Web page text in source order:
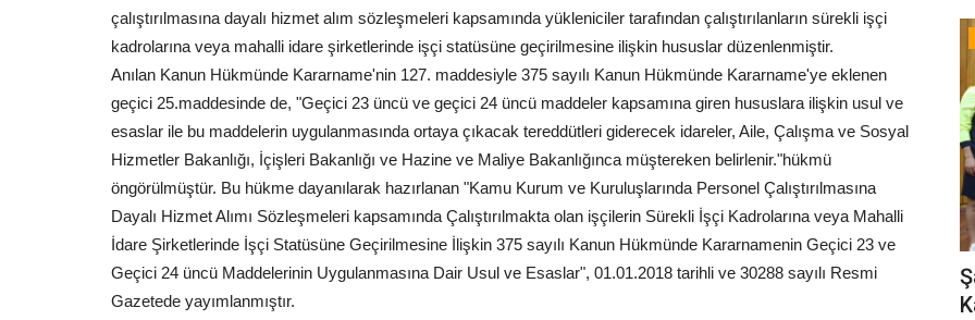
çalıştırılmasına dayalı hizmet alım sözleşmeleri kapsamında yükleniciler tarafından çalıştırılanların sürekli işçi
kadrolarına veya mahalli idare şirketlerinde işçi statüsüne geçirilmesine ilişkin hususlar düzenlenmiştir.
Anılan Kanun Hükmünde Kararname'nin 127. maddesiyle 375 sayılı Kanun Hükmünde Kararname'ye eklenen
geçici 25.maddesinde de, "Geçici 23 üncü ve geçici 24 üncü maddeler kapsamına giren hususlara ilişkin usul ve
esaslar ile bu maddelerin uygulanmasında ortaya çıkacak tereddütleri giderecek idareler, Aile, Çalışma ve Sosyal
Hizmetler Bakanlığı, İçişleri Bakanlığı ve Hazine ve Maliye Bakanlığınca müştereken belirlenir."hükmü
öngörülmüştür. Bu hükme dayanılarak hazırlanan "Kamu Kurum ve Kuruluşlarında Personel Çalıştırılmasına
Dayalı Hizmet Alımı Sözleşmeleri kapsamında Çalıştırılmakta olan işçilerin Sürekli İşçi Kadrolarına veya Mahalli
İdare Şirketlerinde İşçi Statüsüne Geçirilmesine İlişkin 375 sayılı Kanun Hükmünde Kararnamenin Geçici 23 ve
Geçici 24 üncü Maddelerinin Uygulanmasına Dair Usul ve Esaslar", 01.01.2018 tarihli ve 30288 sayılı Resmi
Gazetede yayımlanmıştır.
Sürek TRT
Ankara'dan Peş Peşe Açıklamalar: ABD-
İran Geriliminin Ardından...
Tekno Bilim
TBB HEYETİ, ŞANLIURFA BÜYÜKŞEHİR